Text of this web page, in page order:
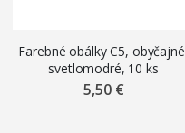
Farebné obálky C5,
svetlomodré, 10 ks
5,50 €